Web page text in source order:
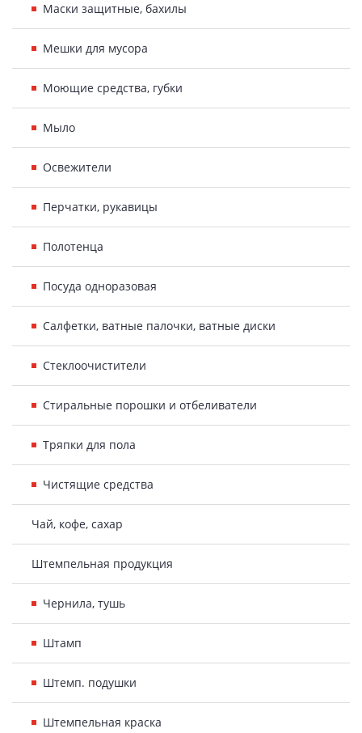
Маски защитные, бахилы
Мешки для мусора
Моющие средства, губки
Мыло
Освежители
Перчатки, рукавицы
Полотенца
Посуда одноразовая
Салфетки, ватные палочки, ватные диски
Стеклоочистители
Стиральные порошки и отбеливатели
Тряпки для пола
Чистящие средства
Чай, кофе, сахар
Штемпельная продукция
Чернила, тушь
Штамп
Штемп. подушки
Штемпельная краска